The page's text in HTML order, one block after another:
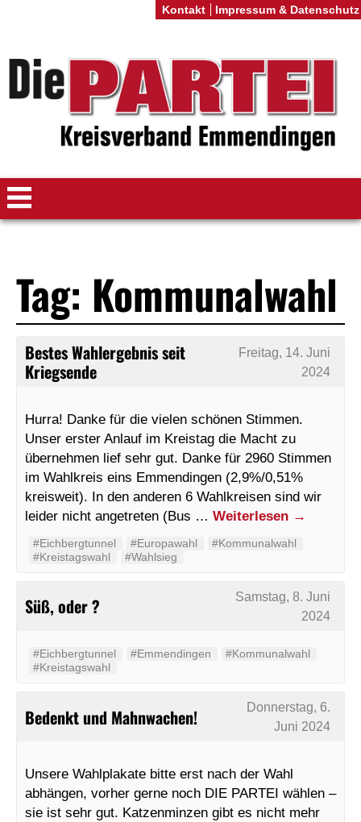
Tag: Kommunalwahl
Bestes Wahlergebnis seit
Kriegsende
Freitag, 14. Juni
2024
Hurra! Danke für die vielen schönen Stimmen.
Unser erster Anlauf im Kreistag die Macht zu
übernehmen lief sehr gut. Danke für 2960 Stimmen
im Wahlkreis eins Emmendingen (2,9%/0,51%
kreisweit). In den anderen 6 Wahlkreisen sind wir
leider nicht angetreten (Bus … Weiterlesen →
#Eichbergtunnel #Europawahl
#Kommunalwahl
#Kreistagswahl
#Wahlsieg
Süß, oder ?
Samstag, 8. Juni
2024
#Eichbergtunnel #Emmendingen
#Kommunalwahl
#Kreistagswahl
Bedenkt und Mahnwachen!
Donnerstag, 6.
Juni 2024
Unsere Wahlplakate bitte erst nach der Wahl
abhängen, vorher gerne noch DIE PARTEI wählen –
sie ist sehr gut. Katzenminzen gibt es nicht mehr
Kontakt Impressum & Datenschutz